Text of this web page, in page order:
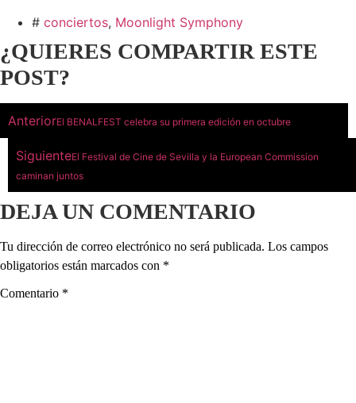
# conciertos, Moonlight Symphony
¿QUIERES COMPARTIR ESTE
POST?
AnteriorEl BENALFEST celebra su primera edición en octubre
SiguienteEl Festival de Cine de Sevilla y la European Commission
caminan juntos
DEJA UN COMENTARIO
Tu dirección de correo electrónico no será publicada. Los campos
obligatorios están marcados con *
Comentario *